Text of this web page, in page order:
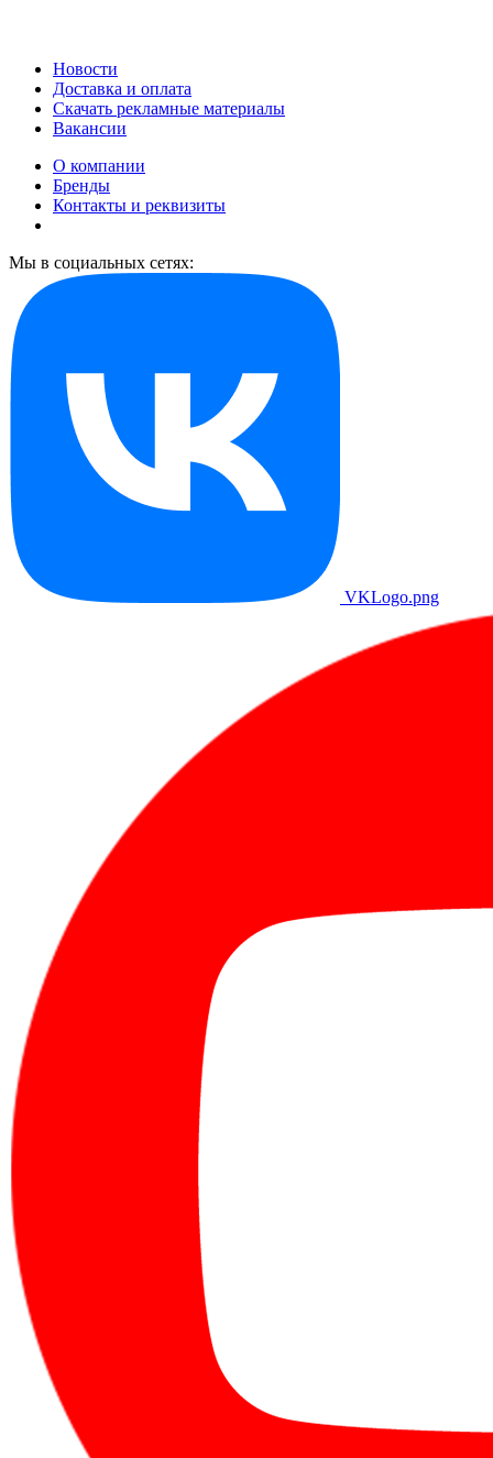
Новости
Доставка и оплата
Скачать рекламные материалы
Вакансии
О компании
Бренды
Контакты и реквизиты
Мы в социальных сетях:
VKLogo.png